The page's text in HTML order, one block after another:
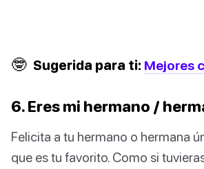
🤓 Sugerida para ti: Mejores
6. Eres mi hermano /
Felicita a tu hermano o hermana
que es tu favorito. Como si